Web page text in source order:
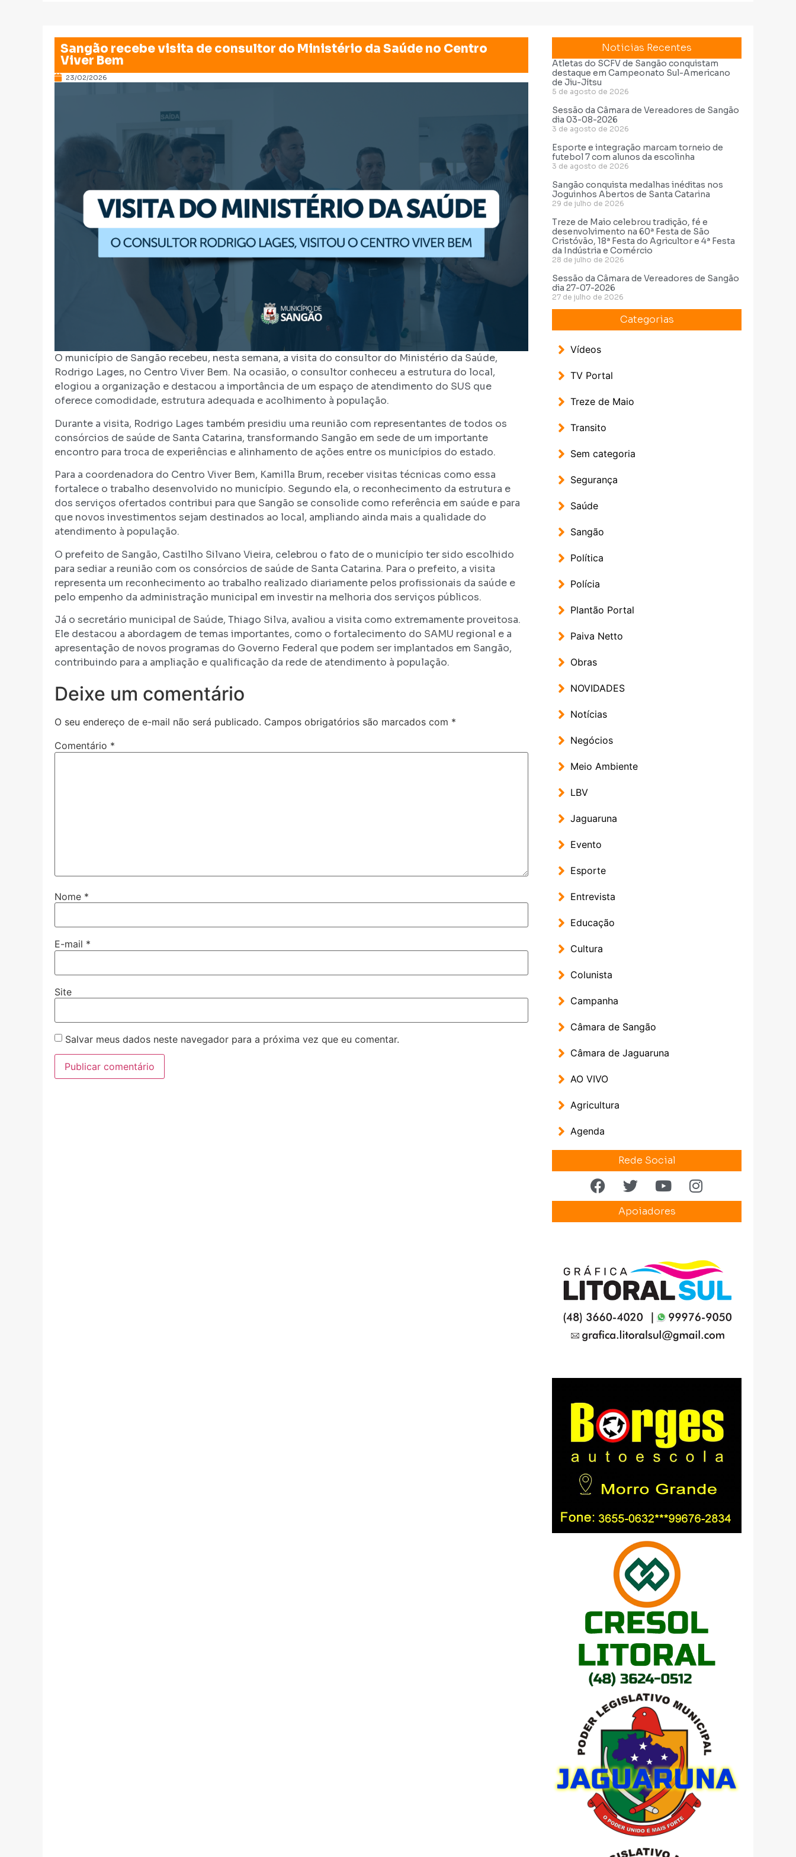
Sangão recebe visita de consultor do Ministério da Saúde no Centro
Viver Bem
23/02/2026
O município de Sangão recebeu, nesta semana, a visita do consultor do Ministério da Saúde,
Rodrigo Lages, no Centro Viver Bem. Na ocasião, o consultor conheceu a estrutura do local,
elogiou a organização e destacou a importância de um espaço de atendimento do SUS que
oferece comodidade, estrutura adequada e acolhimento à população.
Durante a visita, Rodrigo Lages também presidiu uma reunião com representantes de todos os
consórcios de saúde de Santa Catarina, transformando Sangão em sede de um importante
encontro para troca de experiências e alinhamento de ações entre os municípios do estado.
Para a coordenadora do Centro Viver Bem, Kamilla Brum, receber visitas técnicas como essa
fortalece o trabalho desenvolvido no município. Segundo ela, o reconhecimento da estrutura e
dos serviços ofertados contribui para que Sangão se consolide como referência em saúde e para
que novos investimentos sejam destinados ao local, ampliando ainda mais a qualidade do
atendimento à população.
O prefeito de Sangão, Castilho Silvano Vieira, celebrou o fato de o município ter sido escolhido
para sediar a reunião com os consórcios de saúde de Santa Catarina. Para o prefeito, a visita
representa um reconhecimento ao trabalho realizado diariamente pelos profissionais da saúde e
pelo empenho da administração municipal em investir na melhoria dos serviços públicos.
Já o secretário municipal de Saúde, Thiago Silva, avaliou a visita como extremamente proveitosa.
Ele destacou a abordagem de temas importantes, como o fortalecimento do SAMU regional e a
apresentação de novos programas do Governo Federal que podem ser implantados em Sangão,
contribuindo para a ampliação e qualificação da rede de atendimento à população.
Deixe um comentário
O seu endereço de e-mail não será publicado. Campos obrigatórios são marcados com *
Comentário *
Nome *
E-mail *
Site
Salvar meus dados neste navegador para a próxima vez que eu comentar.
Noticias Recentes
Atletas do SCFV de Sangão conquistam
destaque em Campeonato Sul-Americano
de Jiu-Jítsu
5 de agosto de 2026
Sessão da Câmara de Vereadores de Sangão
dia 03-08-2026
3 de agosto de 2026
Esporte e integração marcam torneio de
futebol 7 com alunos da escolinha
3 de agosto de 2026
Sangão conquista medalhas inéditas nos
Joguinhos Abertos de Santa Catarina
29 de julho de 2026
Treze de Maio celebrou tradição, fé e
desenvolvimento na 60ª Festa de São
Cristóvão, 18ª Festa do Agricultor e 4ª Festa
da Indústria e Comércio
28 de julho de 2026
Sessão da Câmara de Vereadores de Sangão
dia 27-07-2026
27 de julho de 2026
Categorias
Vídeos
TV Portal
Treze de Maio
Transito
Sem categoria
Segurança
Saúde
Sangão
Política
Polícia
Plantão Portal
Paiva Netto
Obras
NOVIDADES
Notícias
Negócios
Meio Ambiente
LBV
Jaguaruna
Evento
Esporte
Entrevista
Educação
Cultura
Colunista
Campanha
Câmara de Sangão
Câmara de Jaguaruna
AO VIVO
Agricultura
Agenda
Rede Social
Apoiadores